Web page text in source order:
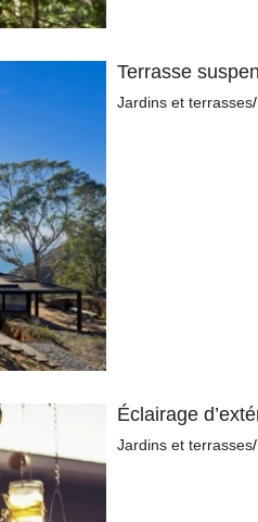
Terrasse
Jardins et terrasses
Éclairage
Jardins et terrasses